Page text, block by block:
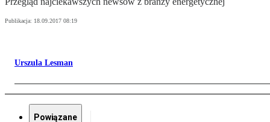
Publikacja: 18.09.2017 08:19
Urszula Lesman
Powiązane